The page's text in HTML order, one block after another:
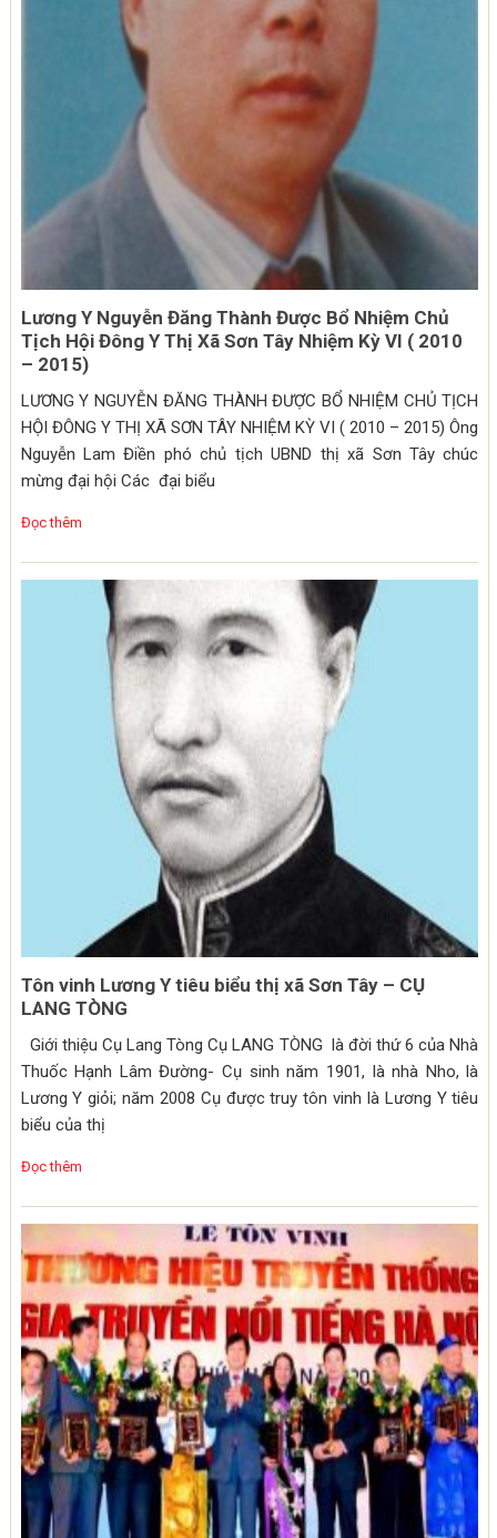
Lương Y Nguyễn Đăng Thành Được Bổ Nhiệm Chủ
Tịch Hội Đông Y Thị Xã Sơn Tây Nhiệm Kỳ VI ( 2010
– 2015)
LƯƠNG Y NGUYỄN ĐĂNG THÀNH ĐƯỢC BỔ NHIỆM CHỦ TỊCH
HỘI ĐÔNG Y THỊ XÃ SƠN TÂY NHIỆM KỲ VI ( 2010 – 2015) Ông
Nguyễn Lam Điền phó chủ tịch UBND thị xã Sơn Tây chúc
mừng đại hội Các đại biểu
Đọc thêm
Tôn vinh Lương Y tiêu biểu thị xã Sơn Tây – CỤ
LANG TÒNG
Giới thiệu Cụ Lang Tòng Cụ LANG TÒNG là đời thứ 6 của Nhà
Thuốc Hạnh Lâm Đường- Cụ sinh năm 1901, là nhà Nho, là
Lương Y giỏi; năm 2008 Cụ được truy tôn vinh là Lương Y tiêu
biểu của thị
Đọc thêm